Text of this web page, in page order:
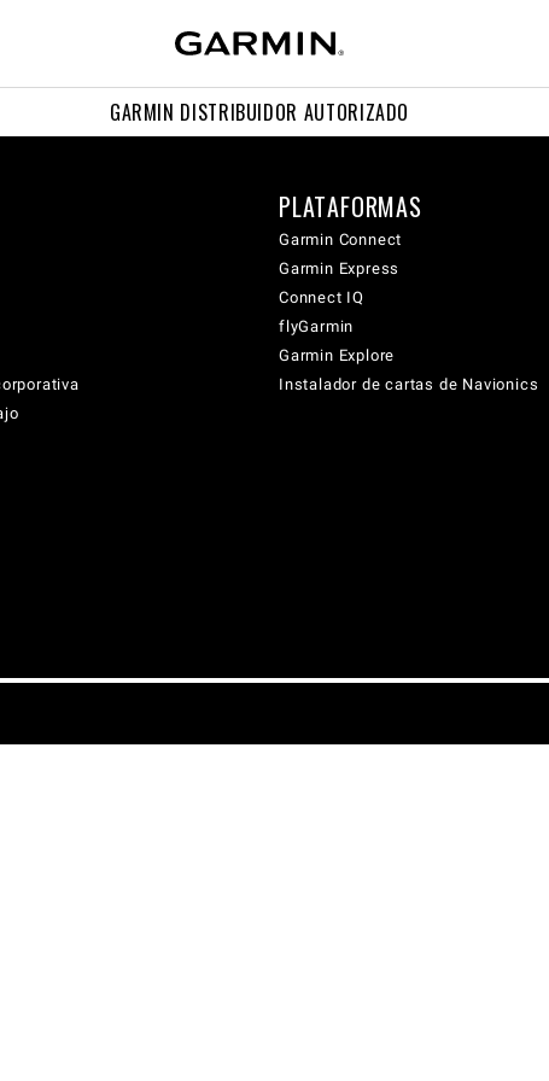
GARMIN DISTRIBUIDOR AUTORIZADO
PLATAFORMAS
Garmin Connect
Garmin Express
Connect IQ
flyGarmin
Garmin Explore
Instalador de cartas de Navionics